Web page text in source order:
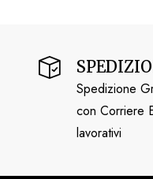
Spedizione
con Corriere
lavorativi